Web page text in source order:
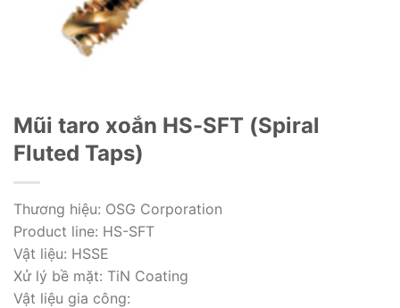
Mũi taro xoắn HS-SFT (Spiral
Fluted Taps)
Thương hiệu: OSG Corporation
Product line: HS-SFT
Vật liệu: HSSE
Xử lý bề mặt: TiN Coating
Vật liệu gia công: